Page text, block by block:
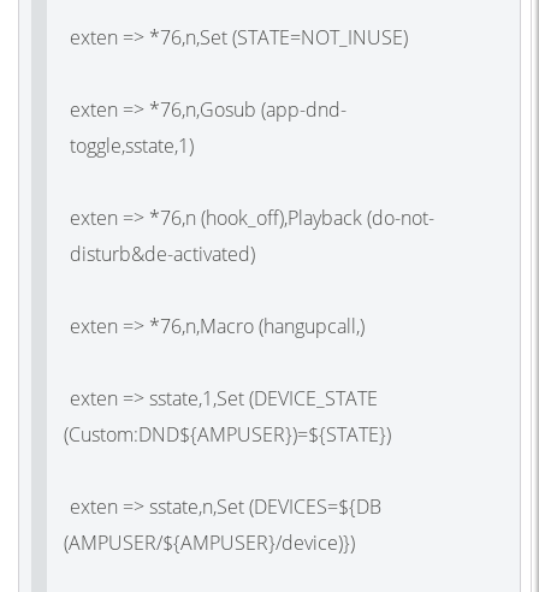
exten => *76,n,Set(STATE=NOT_INUSE)
exten => *76,n,Gosub (app-dnd-
toggle,sstate,1)
exten => *76,n (hook_off),Playback(do-not-
disturb&de-activated)
exten => *76,n,Macro(hangupcall,)
exten => sstate,1,Set(DEVICE_STATE
(Custom
exten => sstate,n,Set(DEVICES=${DB
(AMPUSER/